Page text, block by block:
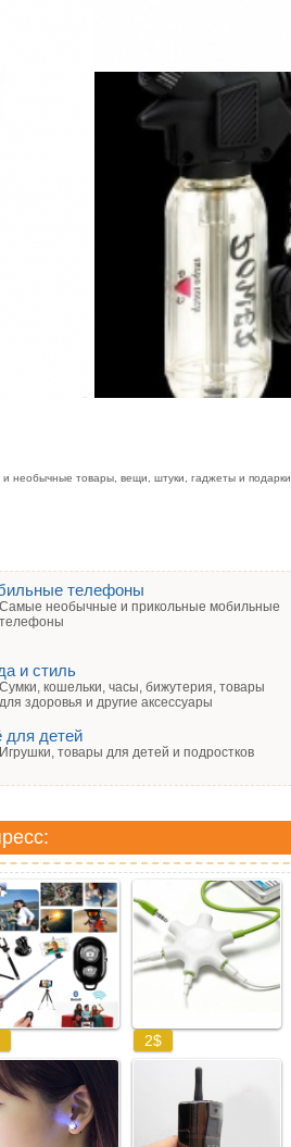
необычные товары, вещи, штуки, гаджеты и подарки
телефоны
Самые необычные и прикольные мобильные
телефоны
и стиль
Сумки, кошельки, часы, бижутерия, товары
для здоровья и другие аксессуары
для детей
Игрушки, товары для детей и подростков